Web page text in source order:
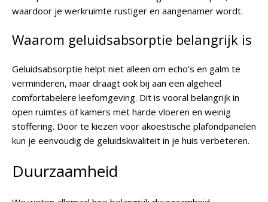
waardoor je werkruimte rustiger en aangenamer wordt.
Waarom geluidsabsorptie belangrijk is
Geluidsabsorptie helpt niet alleen om echo’s en galm te
verminderen, maar draagt ook bij aan een algeheel
comfortabelere leefomgeving. Dit is vooral belangrijk in
open ruimtes of kamers met harde vloeren en weinig
stoffering. Door te kiezen voor akoestische plafondpanelen
kun je eenvoudig de geluidskwaliteit in je huis verbeteren.
Duurzaamheid